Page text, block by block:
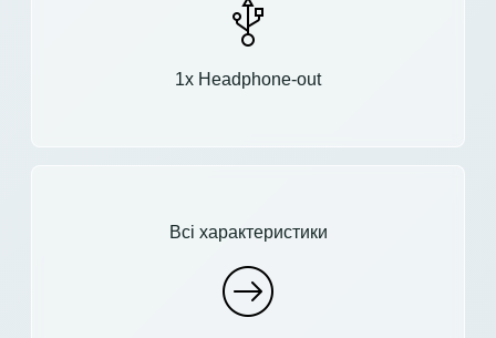
1x Headphone-out
Всі характеристики